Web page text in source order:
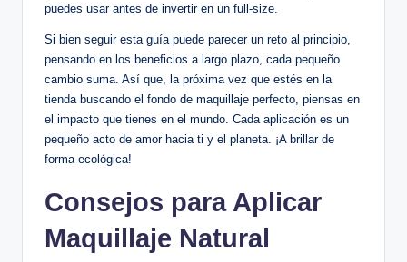
puedes usar antes de invertir en un full-size.
Si bien seguir esta guía puede parecer un reto al principio,
pensando en los beneficios a largo plazo, cada pequeño
cambio suma. Así que, la próxima vez que estés en la
tienda buscando el fondo de maquillaje perfecto, piensas en
el impacto que tienes en el mundo. Cada aplicación es un
pequeño acto de amor hacia ti y el planeta. ¡A brillar de
forma ecológica!
Consejos para Aplicar
Maquillaje Natural